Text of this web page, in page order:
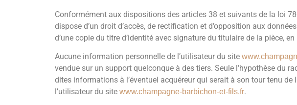
Conformément aux dispositions des articles 38 et suivants de la loi
dispose d’un droit d’accès, de rectification et d’opposition aux
d’une copie du titre d’identité avec signature du titulaire de la pièce,
Aucune information personnelle de l’utilisateur du site
vendue sur un support quelconque à des tiers. Seule l’hypothèse du
dites informations à l’éventuel acquéreur qui serait à son tour tenu
l’utilisateur du site www.champagne-barbichon-et-fils.fr.